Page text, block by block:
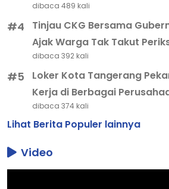
dibaca 489 kali
#4
Tinjau CKG Bersama
Ajak Warga Tak Takut
dibaca 392 kali
#5
Loker Kota Tangerang
Kerja di Berbagai
dibaca 374 kali
Lihat Berita Populer lainnya
Video